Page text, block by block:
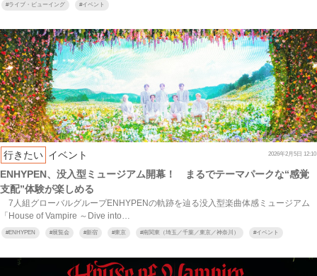
#ライブ・ビューイング #イベント
行きたい イベント 2026年2月5日 12:10
ENHYPEN、没入型ミュージアム開幕！ まるでテーマパークな“感覚
支配”体験が楽しめる
7人組グローバルグループENHYPENの軌跡を辿る没入型楽曲体感ミュージアム
「House of Vampire ～Dive into…
#ENHYPEN #展覧会 #新宿 #東京 #南関東（埼玉／千葉／東京／神奈川） #イベント